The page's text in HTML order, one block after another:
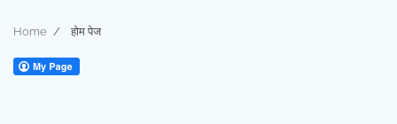
Home होम पेज